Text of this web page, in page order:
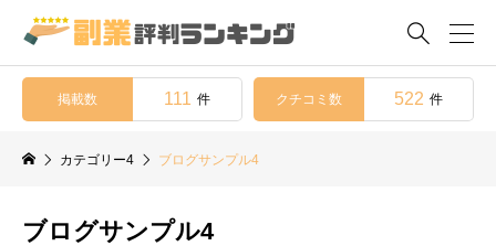

掲載数 111 件 クチコミ数 522 件
カテゴリー4 ブログサンプル4
ブログサンプル4